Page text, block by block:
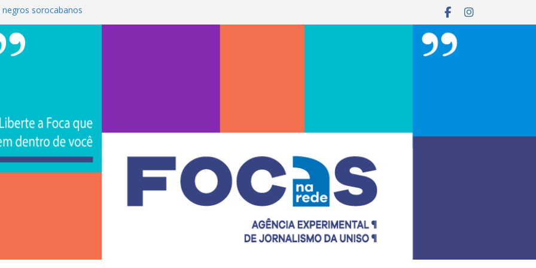
sorocabanos
a terceira artista do #ConviteMPB do
Brasil 2026 promove integração, ciência e
Uniso